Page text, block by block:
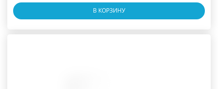
В КОРЗИНУ